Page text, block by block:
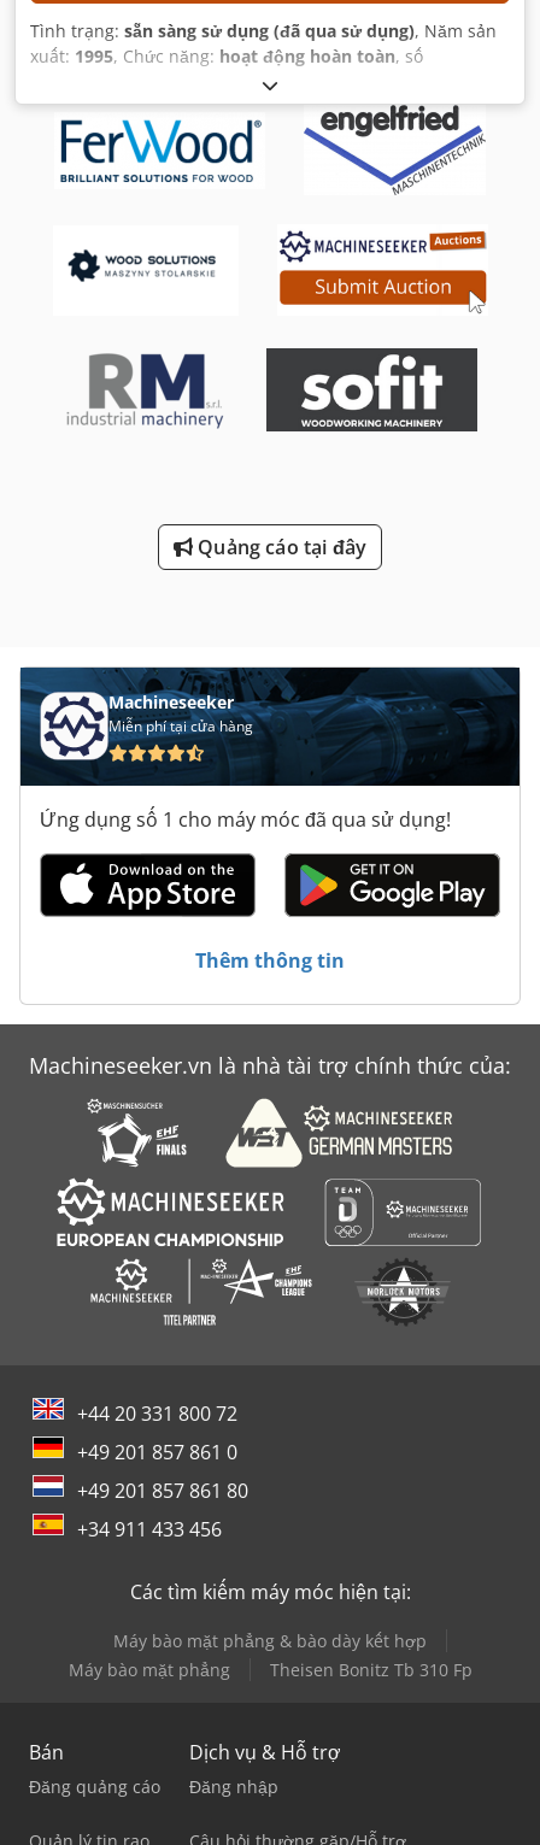
Tình trạng: sẵn sàng sử dụng (đã qua sử dụng), Năm sản
xuất: 1995, Chức năng: hoạt động hoàn toàn, số
, khoảng cách di chuyển trục X:
350 mm, khoảng cách di chuyển trục Y:250 mm, khoảng
cách di chuyển trục Z:256 mm
, Đường kính dây (tối đa):
0,33 mm, mô hình bộ điều khiển:
AGIEVISION / AGIE HSS-
Steuerung,
Quảng cáo tại đây
Machineseeker
Miễn phí tại cửa hàng
Ứng dụng số 1 cho máy móc đã qua sử dụng!
Thêm thông tin
Machineseeker.vn là nhà tài trợ chính thức của:
+44 20 331 800 72
+49 201 857 861 0
+49 201 857 861 80
+34 911 433 456
Các tìm kiếm máy móc hiện tại:
Máy bào mặt phẳng & bào dày kết hợp
Máy bào mặt phẳng
Theisen Bonitz Tb 310 Fp
Bán
Đăng quảng cáo
Quản lý tin rao
Dịch vụ & Hỗ trợ
Đăng nhập
Câu hỏi thường gặp/Hỗ trợ